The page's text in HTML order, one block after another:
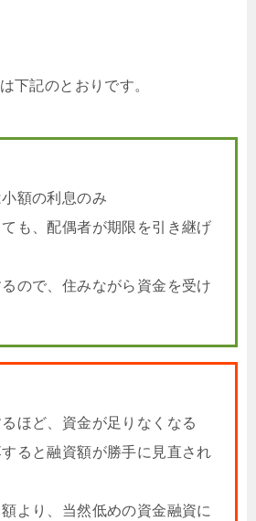
下記のとおりです。
額の利息のみ
ても、配偶者が期限を引き継げ
るので、住みながら資金を受け
るほど、資金が足りなくなる
すると融資額が勝手に見直され
額より、当然低めの資金融資に